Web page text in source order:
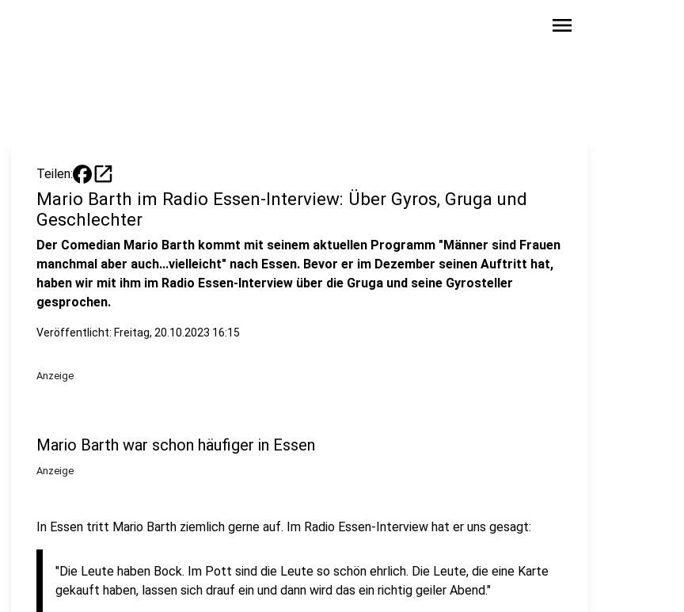
menu
Teilen: open_in_new
Mario Barth im Radio Essen-Interview: Über Gyros, Gruga und
Geschlechter
Der Comedian Mario Barth kommt mit seinem aktuellen Programm "Männer sind Frauen
manchmal aber auch...vielleicht" nach Essen. Bevor er im Dezember seinen Auftritt hat,
haben wir mit ihm im Radio Essen-Interview über die Gruga und seine Gyrosteller
gesprochen.
Veröffentlicht: Freitag, 20.10.2023 16:15
Anzeige
Mario Barth war schon häufiger in Essen
Anzeige
In Essen tritt Mario Barth ziemlich gerne auf. Im Radio Essen-Interview hat er uns gesagt:
"Die Leute haben Bock. Im Pott sind die Leute so schön ehrlich. Die Leute, die eine Karte
gekauft haben, lassen sich drauf ein und dann wird das ein richtig geiler Abend."